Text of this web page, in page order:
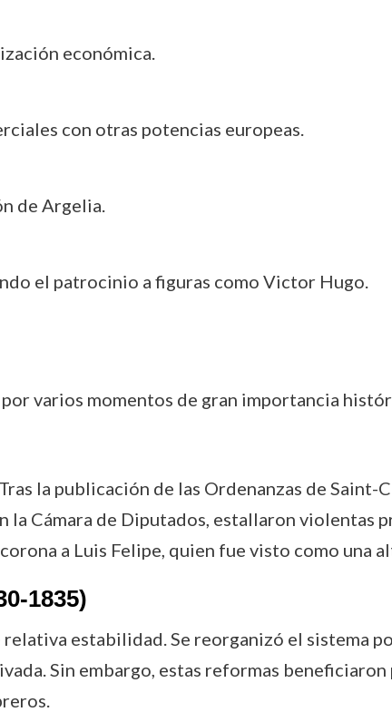
económica.
con otras potencias europeas.
de Argelia.
el patrocinio a figuras como Victor Hugo.
varios momentos de gran importancia
la publicación de las Ordenanzas de Saint-
Cámara de Diputados, estallaron violentas
a Luis Felipe, quien fue visto como una
1835)
estabilidad. Se reorganizó el sistema
Sin embargo, estas reformas